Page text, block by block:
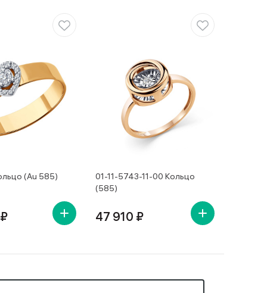
(Au 585)
01-11-5743-11-00 Кольцо
(585)
47 910 ₽